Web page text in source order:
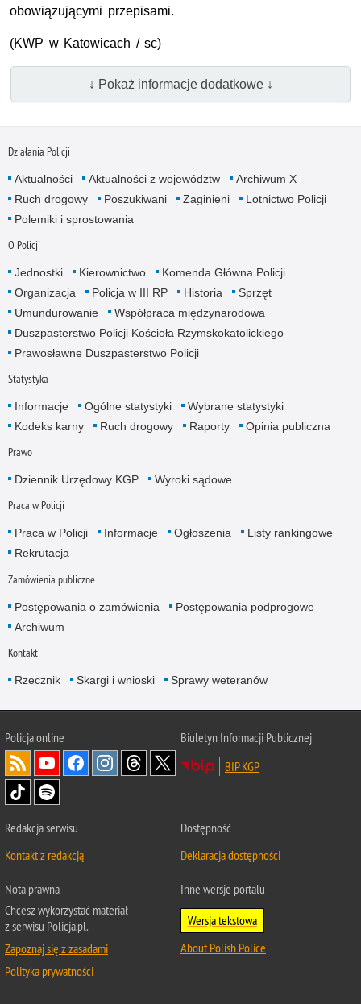
obowiązującymi przepisami.
(KWP w Katowicach / sc)
↓ Pokaż informacje dodatkowe ↓
Działania Policji
Aktualności Aktualności z województw
Archiwum X
Ruch drogowy
Poszukiwani Zaginieni
Lotnictwo Policji
Polemiki i sprostowania
O Policji
Jednostki Kierownictwo
Komenda Główna Policji
Organizacja
Policja w III RP Historia
Sprzęt
Umundurowanie
Współpraca międzynarodowa
Duszpasterstwo Policji Kościoła Rzymskokatolickiego
Prawosławne Duszpasterstwo Policji
Statystyka
Informacje Ogólne statystyki
Wybrane statystyki
Kodeks karny
Ruch drogowy Raporty Opinia publiczna
Prawo
Dziennik Urzędowy KGP Wyroki sądowe
Praca w Policji
Praca w Policji Informacje Ogłoszenia
Listy rankingowe
Rekrutacja
Zamówienia publiczne
Postępowania o zamówienia
Postępowania podprogowe
Archiwum
Kontakt
Rzecznik Skargi i wnioski Sprawy weteranów
Policjaonline
Biuletyn Informacji Publicznej
BIP KGP
Redakcja serwisu
Kontakt z redakcją
Dostępność
Deklaracja dostępności
Nota prawna
Chcesz wykorzystać materiał
z serwisu Policja.pl.
Zapoznaj się z zasadami
Polityka prywatności
Inne wersje portalu
Wersja tekstowa
About Polish Police